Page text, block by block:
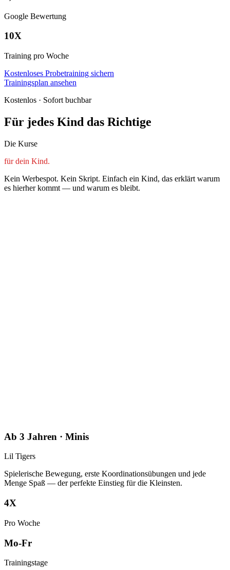
Google Bewertung
10X
Training pro Woche
Kostenloses Probetraining sichern
Trainingsplan ansehen
Kostenlos · Sofort buchbar
Für jedes Kind das Richtige
Die Kurse
für dein Kind.
Kein Werbespot. Kein Skript. Einfach ein Kind, das erklärt warum
es hierher kommt — und warum es bleibt.
Ab 3 Jahren · Minis
Lil Tigers
Spielerische Bewegung, erste Koordinationsübungen und jede
Menge Spaß — der perfekte Einstieg für die Kleinsten.
4X
Pro Woche
Mo-Fr
Trainingstage